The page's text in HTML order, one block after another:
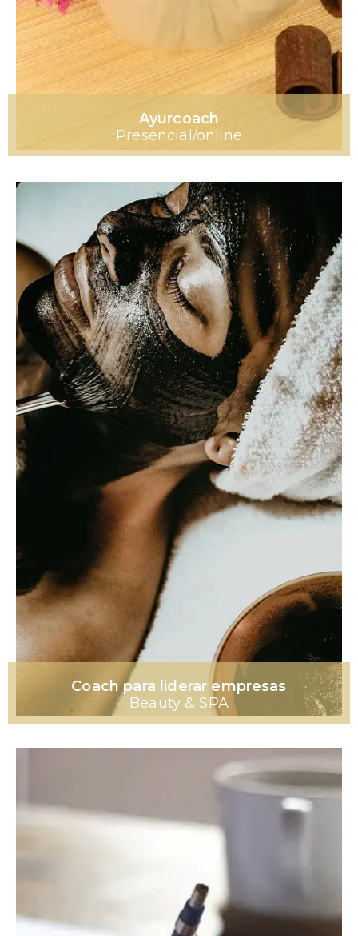
Ayurcoach
Presencial/online
Coach para liderar empresas
Beauty & SPA